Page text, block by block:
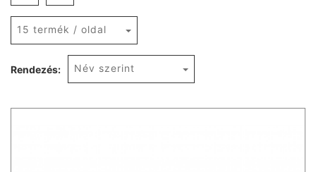
15 termék / oldal
Rendezés: Név szerint